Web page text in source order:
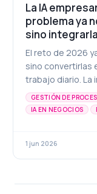
La IA
problema ya
sino
El reto de 2026
sino convertirlas
trabajo diario. La
que separa una
que la
GESTIÓN DE
IA EN NEGOCIOS
TRANSFORMACIÓN
1 jun 2026